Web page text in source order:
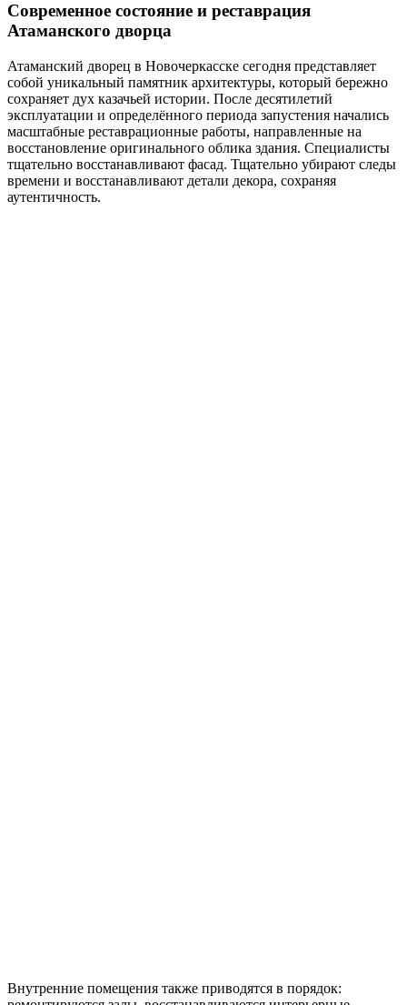
Современное состояние и реставрация
Атаманского дворца
Атаманский дворец в Новочеркасске сегодня представляет
собой уникальный памятник архитектуры, который бережно
сохраняет дух казачьей истории. После десятилетий
эксплуатации и определённого периода запустения начались
масштабные реставрационные работы, направленные на
восстановление оригинального облика здания. Специалисты
тщательно восстанавливают фасад. Тщательно убирают следы
времени и восстанавливают детали декора, сохраняя
аутентичность.
Внутренние помещения также приводятся в порядок: